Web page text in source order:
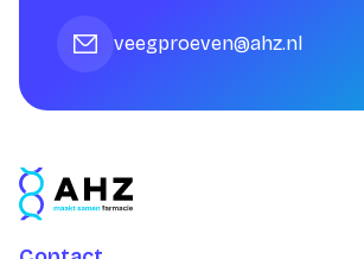
veegproeven@ahz.nl